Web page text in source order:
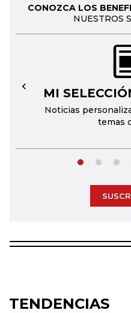
CONOZCA LOS
NUESTROS
MI
Noticias
temas
←
TENDENCIAS